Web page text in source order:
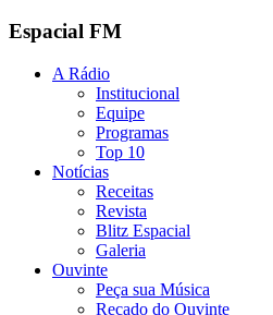
Espacial FM
A Rádio
Institucional
Equipe
Programas
Top 10
Notícias
Receitas
Revista
Blitz Espacial
Galeria
Ouvinte
Peça sua Música
Recado do Ouvinte